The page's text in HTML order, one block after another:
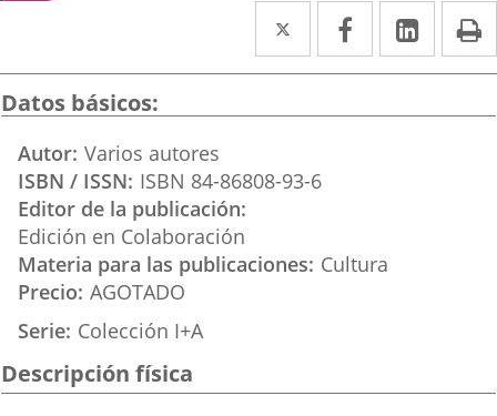
Twitter
Enlace
a
externa.
Facebook
Enlace
a
Enlace
a
Datos básicos
Autor Varios autores
ISBN / ISSN ISBN 84-86808-93-6
Editor de la publicación
Edición en Colaboración
Materia para las publicaciones Cultura
Precio AGOTADO
Serie Colección I+A
Descripción física